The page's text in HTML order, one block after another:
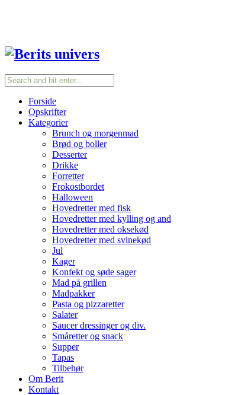
Forside
Opskrifter
Kategorier
Brunch og morgenmad
Brød og boller
Desserter
Drikke
Forretter
Frokostbordet
Halloween
Hovedretter med fisk
Hovedretter med kylling og and
Hovedretter med oksekød
Hovedretter med svinekød
Jul
Kager
Konfekt og søde sager
Mad på grillen
Madpakker
Pasta og pizzaretter
Salater
Saucer dressinger og div.
Småretter og snack
Supper
Tapas
Tilbehør
Om Berit
Kontakt